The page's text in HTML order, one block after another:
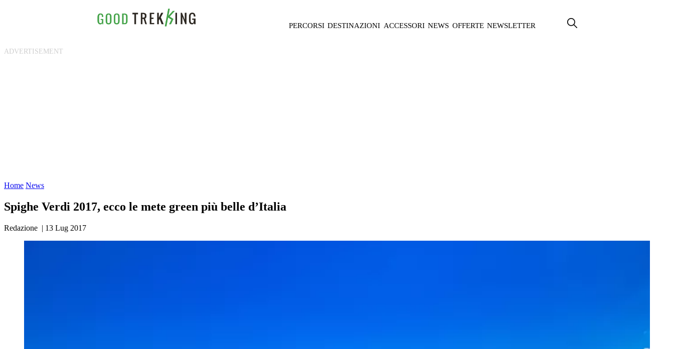
PERCORSI DESTINAZIONI ACCESSORI NEWS OFFERTE NEWSLETTER
Home News
Spighe Verdi 2017, ecco le mete green più belle d’Italia
Redazione | 13 Lug 2017